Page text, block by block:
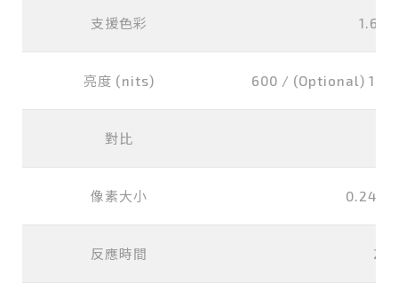
支援色彩
亮度 (nits) 600 / (Optional)
對比
像素大小
反應時間 25